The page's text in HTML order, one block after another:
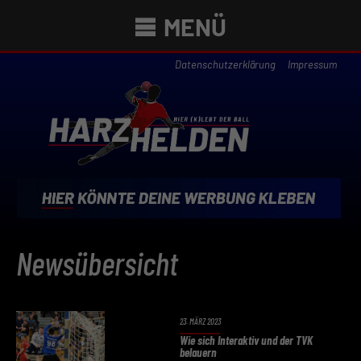
MENÜ
Datenschutzerklärung Impressum
Newsübersicht
23. MÄRZ 2023
Wie sich Interaktiv und der TVK
belauern